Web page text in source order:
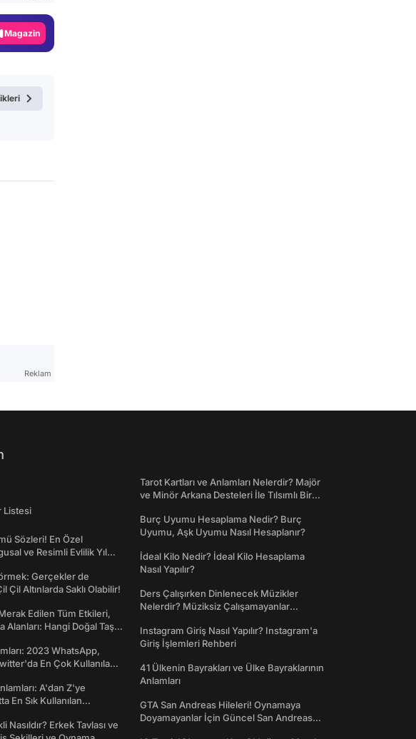
Magazin
Reklam
Listesi
Sözleri! En Özel
ve Resimli Evlilik Yıl
Gerçekler de
Çil Altınlarda Saklı Olabilir!
Edilen Tüm Etkileri,
Alanları: Hangi Doğal Taş
2023 WhatsApp,
En Çok Kullanılan
A'dan Z'ye
En Sık Kullanılan
Nasıldır? Erkek Tavlası ve
Tarot Kartları ve Anlamları Nelerdir? Majör
ve Minör Arkana Desteleri İle Tılsımlı Bir
Burç Uyumu Hesaplama Nedir? Burç
Uyumu, Aşk Uyumu Nasıl Hesaplanır?
İdeal Kilo Nedir? İdeal Kilo Hesaplama
Nasıl Yapılır?
Ders Çalışırken Dinlenecek Müzikler
Nelerdir? Müziksiz Çalışamayanlar
Instagram Giriş Nasıl Yapılır? Instagram'a
Giriş İşlemleri Rehberi
41 Ülkenin Bayrakları ve Ülke Bayraklarının
Anlamları
GTA San Andreas Hileleri! Oynamaya
Doyamayanlar İçin Güncel San Andreas